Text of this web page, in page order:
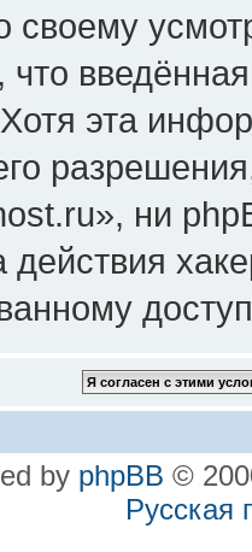
что
эта
ни
действия
by phpBB ©
Русская